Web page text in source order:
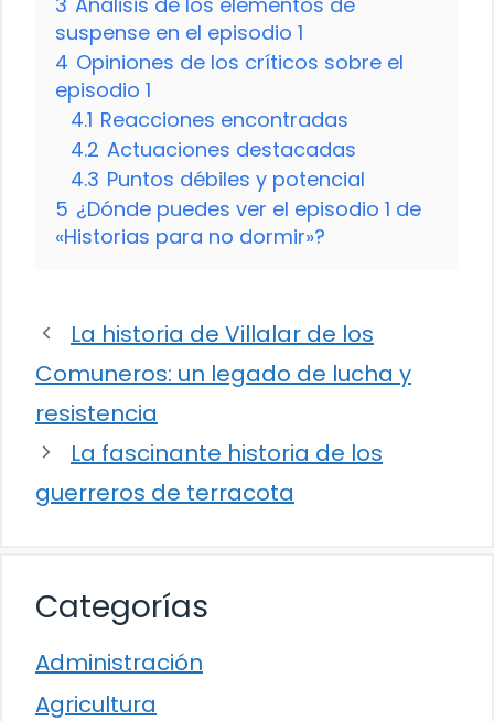
suspense en el episodio 1
4 Opiniones de los críticos sobre el
episodio 1
4.1 Reacciones encontradas
4.2 Actuaciones destacadas
4.3 Puntos débiles y potencial
5 ¿Dónde puedes ver el episodio 1 de
«Historias para no dormir»?
La historia de Villalar de los
Comuneros: un legado de lucha y
resistencia
La fascinante historia de los
guerreros de terracota
Categorías
Administración
Agricultura